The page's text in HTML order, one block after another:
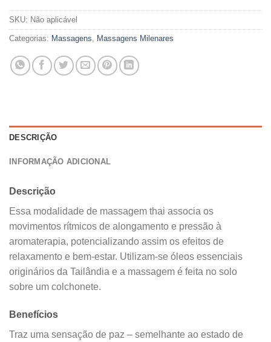
SKU: Não aplicável
Categorias: Massagens, Massagens Milenares
DESCRIÇÃO
INFORMAÇÃO ADICIONAL
Descrição
Essa modalidade de massagem thai associa os
movimentos rítmicos de alongamento e pressão à
aromaterapia, potencializando assim os efeitos de
relaxamento e bem-estar. Utilizam-se óleos essenciais
originários da Tailândia e a massagem é feita no solo
sobre um colchonete.
Benefícios
Traz uma sensação de paz – semelhante ao estado de